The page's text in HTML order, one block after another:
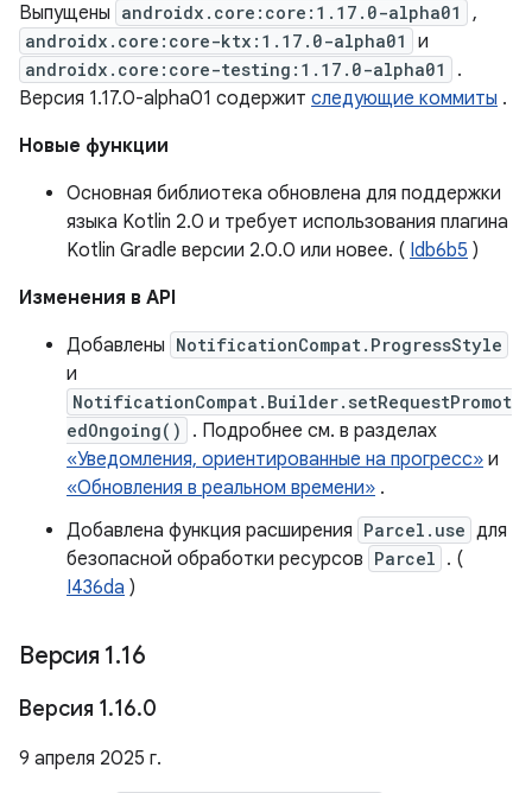
Выпущены androidx.core:core:1.17.0-alpha01 ,
androidx.core:core-ktx:1.17.0-alpha01 и
androidx.core:core-testing:1.17.0-alpha01
.
Версия 1.17.0-alpha01 содержит следующие коммиты .
Новые функции
Основная библиотека обновлена ​​для поддержки
языка Kotlin 2.0 и требует использования плагина
Kotlin Gradle версии 2.0.0 или новее. ( Idb6b5 )
Изменения в API
Добавлены NotificationCompat.ProgressStyle
и
NotificationCompat.Builder.setRequestPromot
edOngoing()
. Подробнее см. в разделах
«Уведомления, ориентированные на прогресс» и
«Обновления в реальном времени» .
Добавлена ​​функция расширения Parcel.use для
безопасной обработки ресурсов Parcel . (
I436da )
Версия 1.16
Версия 1.16.0
9 апреля 2025 г.